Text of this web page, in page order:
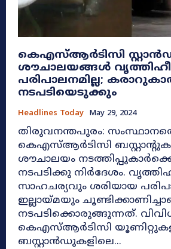
കെഎസ്ആര്‍ടിസി
ശൗചാലയങ്ങള്‍
പരിപാലനമില്ല;
നടപടിയെടുക്കും
Headlines Today May 29, 2024
തിരുവനന്തപുരം:
കെഎസ്ആര്‍ടിസി
ശൗചാലയം
നടപടിക്കു നിര്‍ദേശം.
സാഹചര്യവും ശരിയായ
ഇല്ലായ്മയും
നടപടിക്കൊരുങ്ങുന്നത്.
കെഎസ്ആര്‍ടിസി
ബസ്റ്റാന്‍ഡുകളിലെ...